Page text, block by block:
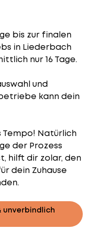
bis zur finalen
in Liederbach
nur 16 Tage.
und
kann dein
Tempo! Natürlich
der Prozess
hilft dir zolar, den
dein Zuhause